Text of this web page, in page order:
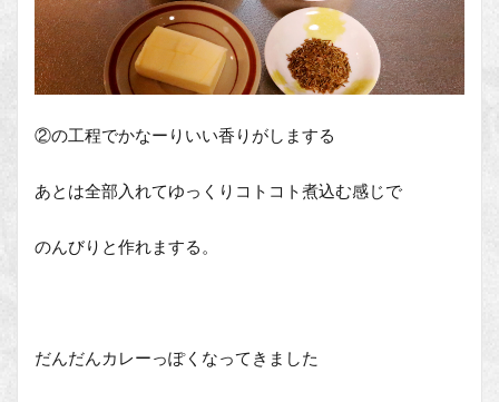
②の工程でかなーりいい香りがしまする
あとは全部入れてゆっくりコトコト煮込む感じで
のんびりと作れまする。
だんだんカレーっぽくなってきました